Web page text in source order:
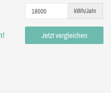
kWh/Jahr
Jetzt vergleichen